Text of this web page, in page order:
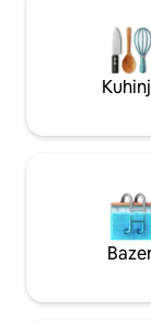
✔Besplatan
sušilica u
Radno mjesto
✔Zavjesa za
rižu ✔50' Smart